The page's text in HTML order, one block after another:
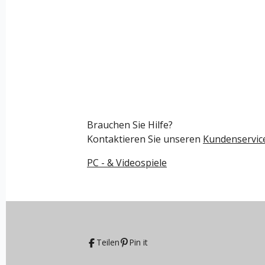
Brauchen Sie Hilfe?
Kontaktieren Sie unseren
PC - & Videospiele
Teilen Pin it